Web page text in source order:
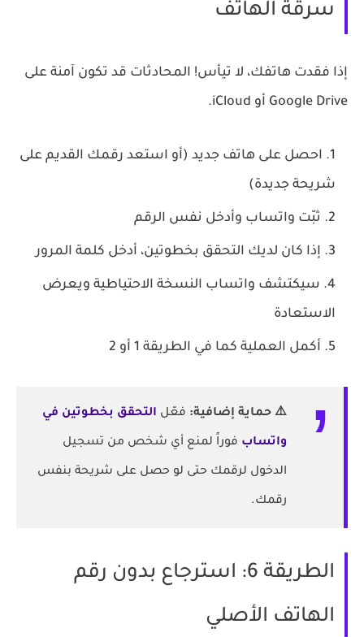
سرقة الهاتف
إذا فقدت هاتفك، لا تيأس! المحادثات قد تكون آمنة على
Google Drive أو iCloud.
احصل على هاتف جديد (أو استعد رقمك القديم على
شريحة جديدة)
ثبّت واتساب وأدخل نفس الرقم
إذا كان لديك التحقق بخطوتين، أدخل كلمة المرور
سيكتشف واتساب النسخة الاحتياطية ويعرض
الاستعادة
أكمل العملية كما في الطريقة 1 أو 2
⚠️ حماية إضافية:فعّلالتحقق بخطوتين في
واتسابفوراً لمنع أي شخص من تسجيل
الدخول لرقمك حتى لو حصل على شريحة بنفس
رقمك.
الطريقة 6: استرجاع بدون رقم
الهاتف الأصلي